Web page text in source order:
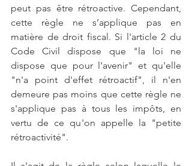
peut pas être rétroactive. Cependant,
cette règle ne s’applique pas en
matière de droit fiscal. Si l'article 2 du
Code Civil dispose que "la loi ne
dispose que pour l'avenir" et qu'elle
"n'a point d'effet rétroactif", il n'en
demeure pas moins que cette règle ne
s'applique pas à tous les impôts, en
vertu de ce qu'on appelle la "petite
rétroactivité".